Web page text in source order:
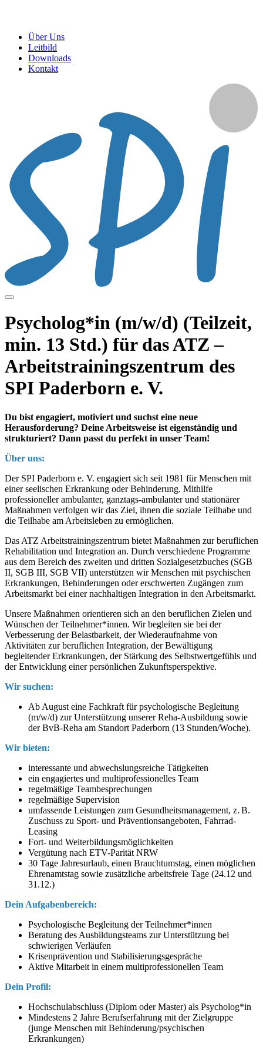
Über Uns
Leitbild
Downloads
Kontakt
Psycholog*in (m/w/d) (Teilzeit,
min. 13 Std.) für das ATZ –
Arbeitstrainingszentrum des
SPI Paderborn e. V.
Du bist engagiert, motiviert und suchst eine neue
Herausforderung? Deine Arbeitsweise ist eigenständig und
strukturiert? Dann passt du perfekt in unser Team!
Über uns:
Der SPI Paderborn e. V. engagiert sich seit 1981 für Menschen mit
einer seelischen Erkrankung oder Behinderung. Mithilfe
professioneller ambulanter, ganztags-ambulanter und stationärer
Maßnahmen verfolgen wir das Ziel, ihnen die soziale Teilhabe und
die Teilhabe am Arbeitsleben zu ermöglichen.
Das ATZ Arbeitstrainingszentrum bietet Maßnahmen zur beruflichen
Rehabilitation und Integration an. Durch verschiedene Programme
aus dem Bereich des zweiten und dritten Sozialgesetzbuches (SGB
II, SGB III, SGB VII) unterstützen wir Menschen mit psychischen
Erkrankungen, Behinderungen oder erschwerten Zugängen zum
Arbeitsmarkt bei einer nachhaltigen Integration in den Arbeitsmarkt.
Unsere Maßnahmen orientieren sich an den beruflichen Zielen und
Wünschen der Teilnehmer*innen. Wir begleiten sie bei der
Verbesserung der Belastbarkeit, der Wiederaufnahme von
Aktivitäten zur beruflichen Integration, der Bewältigung
begleitender Erkrankungen, der Stärkung des Selbstwertgefühls und
der Entwicklung einer persönlichen Zukunftsperspektive.
Wir suchen:
Ab August eine Fachkraft für psychologische Begleitung
(m/w/d) zur Unterstützung unserer Reha-Ausbildung sowie
der BvB-Reha am Standort Paderborn (13 Stunden/Woche).
Wir bieten:
interessante und abwechslungsreiche Tätigkeiten
ein engagiertes und multiprofessionelles Team
regelmäßige Teambesprechungen
regelmäßige Supervision
umfassende Leistungen zum Gesundheitsmanagement, z. B.
Zuschuss zu Sport- und Präventionsangeboten, Fahrrad-
Leasing
Fort- und Weiterbildungsmöglichkeiten
Vergütung nach ETV-Parität NRW
30 Tage Jahresurlaub, einen Brauchtumstag, einen möglichen
Ehrenamtstag sowie zusätzliche arbeitsfreie Tage (24.12 und
31.12.)
Dein Aufgabenbereich:
Psychologische Begleitung der Teilnehmer*innen
Beratung des Ausbildungsteams zur Unterstützung bei
schwierigen Verläufen
Krisenprävention und Stabilisierungsgespräche
Aktive Mitarbeit in einem multiprofessionellen Team
Dein Profil:
Hochschulabschluss (Diplom oder Master) als Psycholog*in
Mindestens 2 Jahre Berufserfahrung mit der Zielgruppe
(junge Menschen mit Behinderung/psychischen
Erkrankungen)